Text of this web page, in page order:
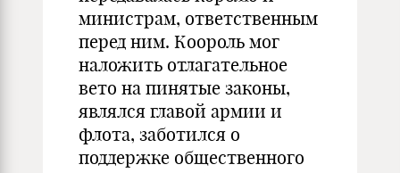
министрам, ответственным
перед ним. Коороль мог
наложить отлагательное
вето на пинятые законы,
являлся главой армии и
флота, заботился о
поддержке общественного